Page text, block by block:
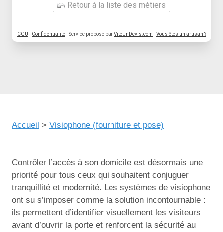
Retour à la liste des métiers
CGU - Confidentialité- Service proposé parViteUnDevis.com -Vous êtes un artisan ?
Accueil > Visiophone (fourniture et pose)
Contrôler l’accès à son domicile est désormais une
priorité pour tous ceux qui souhaitent conjuguer
tranquillité et modernité. Les systèmes de visiophone
ont su s’imposer comme la solution incontournable :
ils permettent d’identifier visuellement les visiteurs
avant d’ouvrir la porte et renforcent la sécurité au